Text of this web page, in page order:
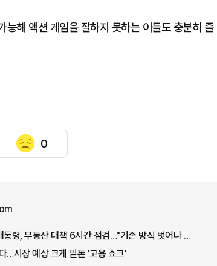
해 액션 게임을 잘하지 못하는 이들도 충분히 즐
0
[아주경제 오늘의 뉴스 종합] 이 대통령, 부동산 대책 6시간 점검…"기존 방식 벗어나 과감히 실행" 外
시장 예상 크게 밑돈 '고용 쇼크'